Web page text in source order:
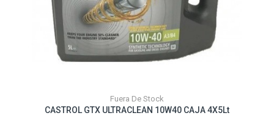
Fuera De Stock
CASTROL GTX ULTRACLEAN 10W40 CAJA 4X5Lt